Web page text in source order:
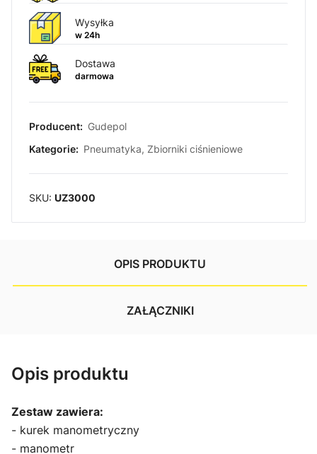
Wysyłka
w 24h
Dostawa
darmowa
Producent: Gudepol
Kategorie: Pneumatyka, Zbiorniki ciśnieniowe
SKU: UZ3000
OPIS PRODUKTU
ZAŁĄCZNIKI
Opis produktu
Zestaw zawiera:
- kurek manometryczny
- manometr